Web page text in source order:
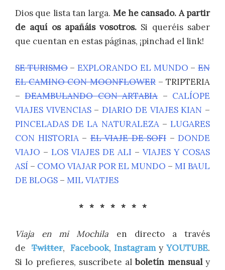
Dios que lista tan larga. Me he cansado. A partir
de aquí os apañáis vosotros. Si queréis saber
que cuentan en estas páginas, ¡pinchad el link!
SE TURISMO–EXPLORANDO EL MUNDO –EN
EL CAMINO CON MOONFLOWER– TRIPTERIA
–DEAMBULANDO CON ARTABIA– CALÍOPE
VIAJES VIVENCIAS– DIARIO DE VIAJES KIAN –
PINCELADAS DE LA NATURALEZA–LUGARES
CON HISTORIA–EL VIAJE DE SOFI – DONDE
VIAJO – LOS VIAJES DE ALI – VIAJES Y COSAS
ASÍ – COMO VIAJAR POR EL MUNDO – MI BAUL
DE BLOGS – MIL VIATJES
* * * * * * *
Viaja en mi Mochila en directo a través
deTwitter,Facebook,InstagramyYOUTUBE.
Si lo prefieres, suscríbete alboletín mensualy